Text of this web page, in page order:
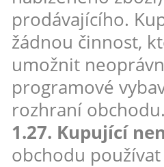
prodávajícího.
žádnou činnost,
umožnit
programové
rozhraní
1.27. Kupující
obchodu